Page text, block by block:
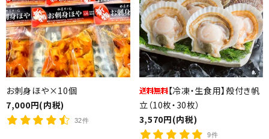
お刺身ほや×10個
7,000円(内税)
32件
【冷凍・生食用】殻付き帆
立（10枚・30枚）
3,570円(内税)
9件